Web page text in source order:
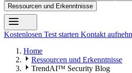
Ressourcen und Erkenntnisse
Kostenlosen Test starten Kontakt
Home
Ressourcen und Erkenntnisse
TrendAI™ Security Blog